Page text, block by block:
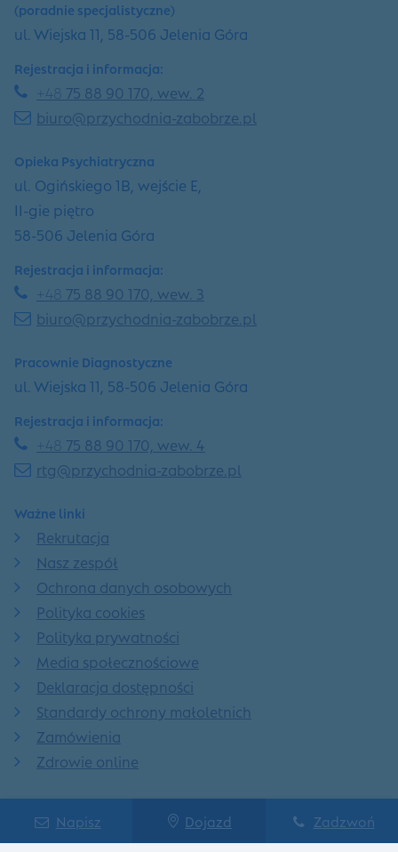
Napisz Dojazd Zadzwoń
(poradnie specjalistyczne)
ul. Wiejska 11, 58-506 Jelenia Góra
Rejestracja i informacja:
+48 75 88 90 170, wew. 2
biuro@przychodnia-zabobrze.pl
Opieka Psychiatryczna
ul. Ogińskiego 1B, wejście E,
II-gie piętro
58-506 Jelenia Góra
Rejestracja i informacja:
+48 75 88 90 170, wew. 3
biuro@przychodnia-zabobrze.pl
Pracownie Diagnostyczne
ul. Wiejska 11, 58-506 Jelenia Góra
Rejestracja i informacja:
+48 75 88 90 170, wew. 4
rtg@przychodnia-zabobrze.pl
Ważne linki
Rekrutacja
Nasz zespół
Ochrona danych osobowych
Polityka cookies
Polityka prywatności
Media społecznościowe
Deklaracja dostępności
Standardy ochrony małoletnich
Zamówienia
Zdrowie online
Znajdź nas na:
Facebook Instagram